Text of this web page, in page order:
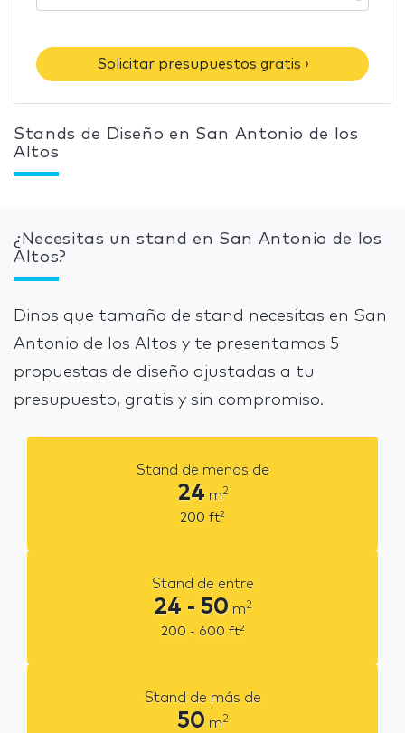
Solicitar presupuestos gratis ›
Stands de Diseño en San Antonio de los
Altos
¿Necesitas un stand en San Antonio de los
Altos?
Dinos que tamaño de stand necesitas en San
Antonio de los Altos y te presentamos 5
propuestas de diseño ajustadas a tu
presupuesto, gratis y sin compromiso.
Stand de menos de
24 m2
200 ft2
Stand de entre
24 - 50 m2
200 - 600 ft2
Stand de más de
50 m2